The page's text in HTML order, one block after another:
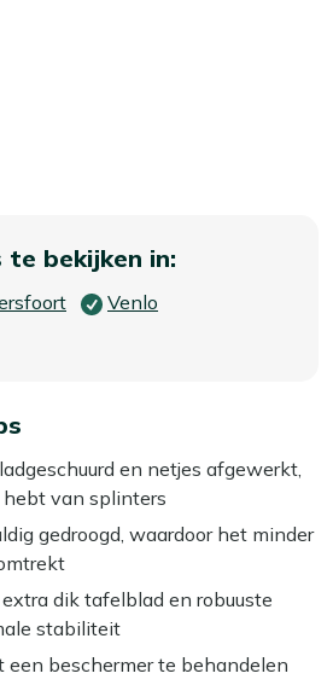
bekijken in:
Venlo
en netjes afgewerkt,
hebt van splinters
gedroogd, waardoor het minder
dik tafelblad en robuuste
stabiliteit
een beschermer te behandelen